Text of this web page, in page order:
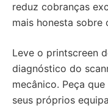
reduz cobranças
mais honesta sobre
Leve o printscreen
diagnóstico do
mecânico. Peça
seus próprios